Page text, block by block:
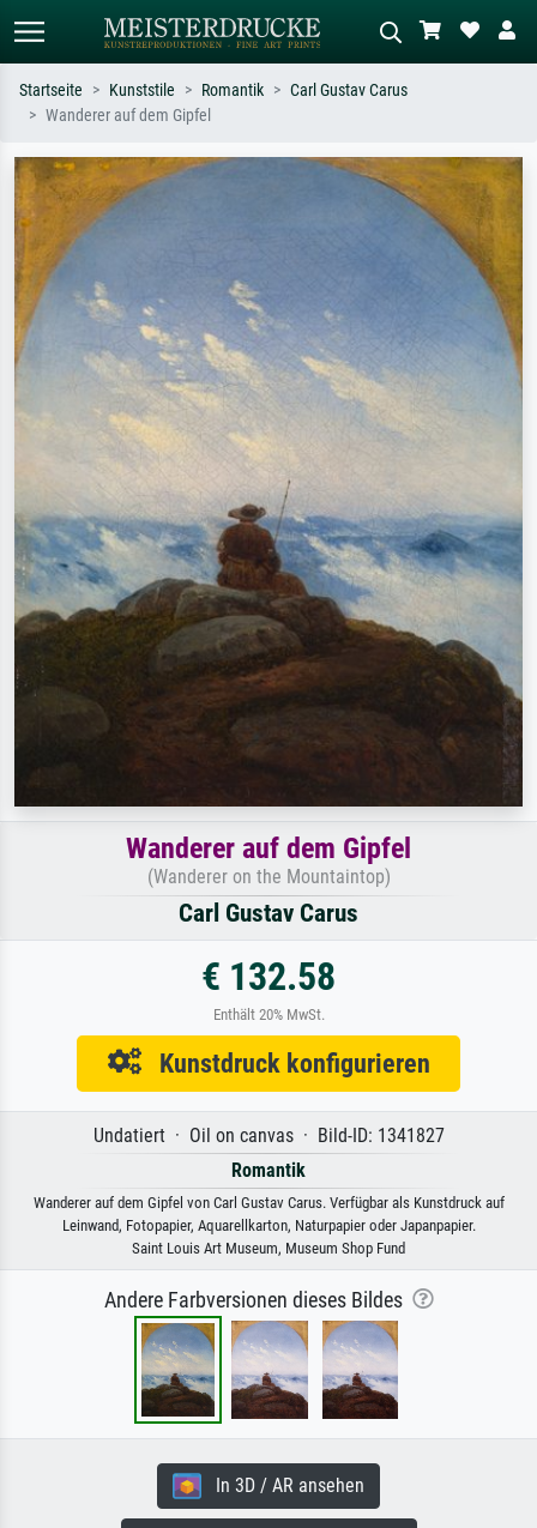
Suchen Sie nach Künstlern, Werktiteln
oder Stilen – z.B. Monet,
Sternennacht, Impressionismus, Welle
Beschreiben Sie die Szene – z.B. Grüne
Wiese, Abstrakt mit viel Rot, Dunkles
Ölgemälde, Stehender Akt neben einem
Startseite Kunststile Romantik
Carl Gustav Carus
Wanderer auf dem Gipfel
Wanderer auf dem Gipfel
(Wanderer on the Mountaintop)
Carl Gustav Carus
€ 132.58
Enthält 20% MwSt.
Kunstdruck konfigurieren
Undatiert · Oil on canvas · Bild-ID: 1341827
Romantik
Wanderer auf dem Gipfel von Carl Gustav Carus. Verfügbar als Kunstdruck auf
Leinwand, Fotopapier, Aquarellkarton, Naturpapier oder Japanpapier.
Saint Louis Art Museum, Museum Shop Fund
Andere Farbversionen dieses Bildes
In 3D / AR ansehen